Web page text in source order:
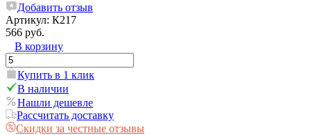
Добавить отзыв
Артикул: К217
566 руб.
В корзину
Купить в 1 клик
В наличии
Нашли дешевле
Рассчитать доставку
Скидки за честные отзывы